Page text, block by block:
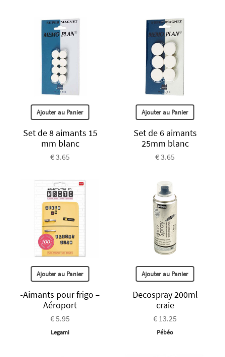
Ajouter au Panier
Set de 8 aimants 15
mm blanc
€ 3.65
Ajouter au Panier
Set de 6 aimants
25mm blanc
€ 3.65
Ajouter au Panier
-Aimants pour frigo –
Aéroport
€ 5.95
Legami
Ajouter au Panier
Decospray 200ml
craie
€ 13.25
Pébéo